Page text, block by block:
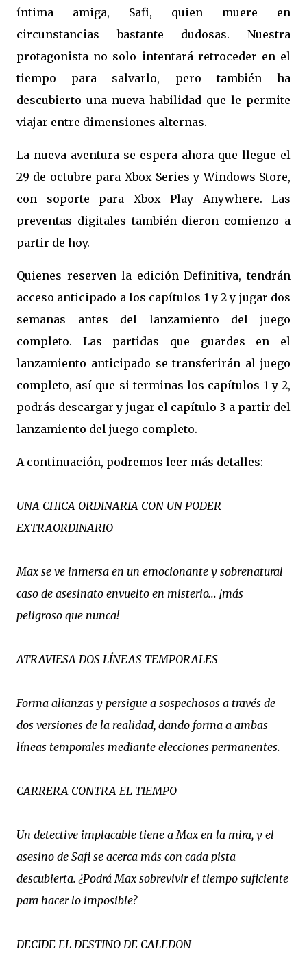
íntima amiga, Safi, quien muere en
circunstancias bastante dudosas. Nuestra
protagonista no solo intentará retroceder en el
tiempo para salvarlo, pero también ha
descubierto una nueva habilidad que le permite
viajar entre dimensiones alternas.
La nueva aventura se espera ahora que llegue el
29 de octubre para Xbox Series y Windows Store,
con soporte para Xbox Play Anywhere. Las
preventas digitales también dieron comienzo a
partir de hoy.
Quienes reserven la edición Definitiva, tendrán
acceso anticipado a los capítulos 1 y 2 y jugar dos
semanas antes del lanzamiento del juego
completo. Las partidas que guardes en el
lanzamiento anticipado se transferirán al juego
completo, así que si terminas los capítulos 1 y 2,
podrás descargar y jugar el capítulo 3 a partir del
lanzamiento del juego completo.
A continuación, podremos leer más detalles:
UNA CHICA ORDINARIA CON UN PODER
EXTRAORDINARIO
Max se ve inmersa en un emocionante y sobrenatural
caso de asesinato envuelto en misterio... ¡más
peligroso que nunca!
ATRAVIESA DOS LÍNEAS TEMPORALES
Forma alianzas y persigue a sospechosos a través de
dos versiones de la realidad, dando forma a ambas
líneas temporales mediante elecciones permanentes.
CARRERA CONTRA EL TIEMPO
Un detective implacable tiene a Max en la mira, y el
asesino de Safi se acerca más con cada pista
descubierta. ¿Podrá Max sobrevivir el tiempo suficiente
para hacer lo imposible?
DECIDE EL DESTINO DE CALEDON